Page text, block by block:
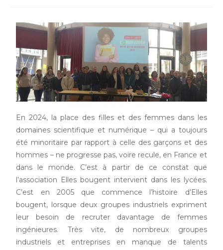
En 2024, la place des filles et des femmes dans les
domaines scientifique et numérique – qui a toujours
été minoritaire par rapport à celle des garçons et des
hommes – ne progresse pas, voire recule, en France et
dans le monde. C’est à partir de ce constat que
l’association Elles bougent intervient dans les lycées.
C’est en 2005 que commence l’histoire d’Elles
bougent, lorsque deux groupes industriels expriment
leur besoin de recruter davantage de femmes
ingénieures. Très vite, de nombreux groupes
industriels et entreprises en manque de talents